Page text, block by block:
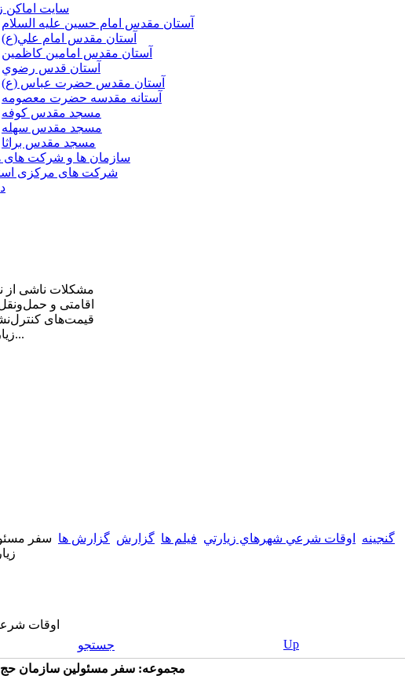
سایت اماکن
آستان مقدس امام حسين عليه السلام
آستان مقدس امام علي(ع)
آستان مقدس امامين كاظمين
آستان قدس رضوي
آستان مقدس حضرت عباس (ع)
آستانه مقدسه حضرت معصومه
مسجد مقدس كوفه
مسجد مقدس سهله
مسجد مقدس براثا
سازمان ها و شرکت های
شرکت های مرکزی
مشكلات ناشی از
اقامتی و
قیمت‌های
زیارت را بر آن داشت...
گنجینه اوقات شرعي شهرهاي زيارتي فيلم ها گزارش گزارش ها سفر
اوقات
جستجو
Up
مجموعه: سفر مسئولین سازمان حج